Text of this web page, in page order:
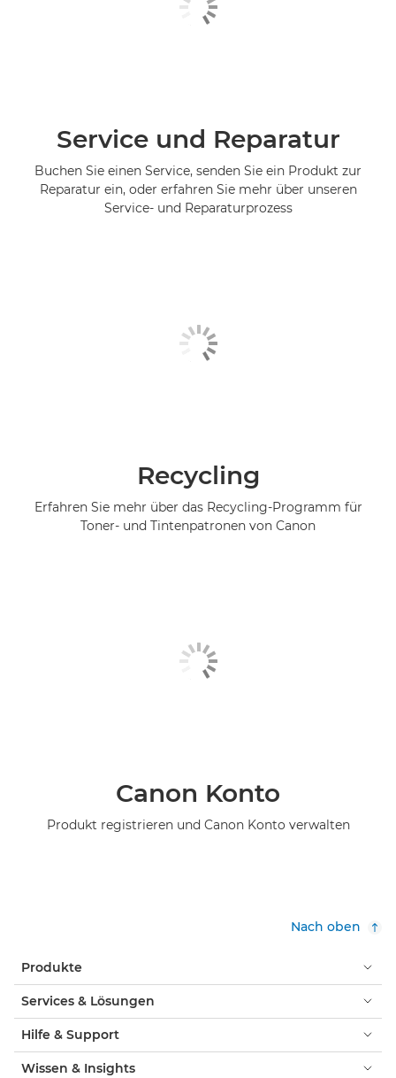
Service und Reparatur
Buchen Sie einen Service, senden Sie ein Produkt zur
Reparatur ein, oder erfahren Sie mehr über unseren
Service- und Reparaturprozess
Recycling
Erfahren Sie mehr über das Recycling-Programm für
Toner- und Tintenpatronen von Canon
Canon Konto
Produkt registrieren und Canon Konto verwalten
Nach oben
Produkte
Services & Lösungen
Hilfe & Support
Wissen & Insights